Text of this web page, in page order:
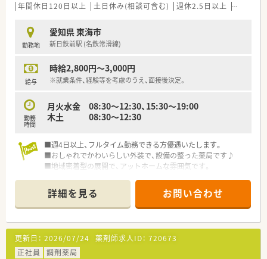
年間休日120日以上 土日休み(相談可含む) 週休2.5日以上 週32h以
勤務地
愛知県 東海市
新日鉄前駅 (名鉄常滑線)
給与
時給2,800円～3,000円
※就業条件、経験等を考慮のうえ、面接後決定。
勤務
時間
月火水金 08:30～12:30、15:30～19:00
木土 08:30～12:30
■週4日以上、フルタイム勤務できる方優遇いたします。
■おしゃれでかわいらしい外装で、設備の整った薬局です♪
■地域密着型の展開で、アットホームな雰囲気です。
■50代以上の方のご相談も可能です。
詳細を見る お問い合わせ
更新日： 2026/07/24 薬剤師求人ID： 720673
正社員
調剤薬局